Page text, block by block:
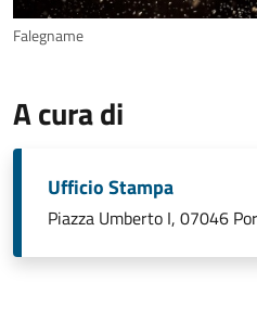
Falegname
A cura di
Ufficio Stampa
Piazza Umberto I, 07046